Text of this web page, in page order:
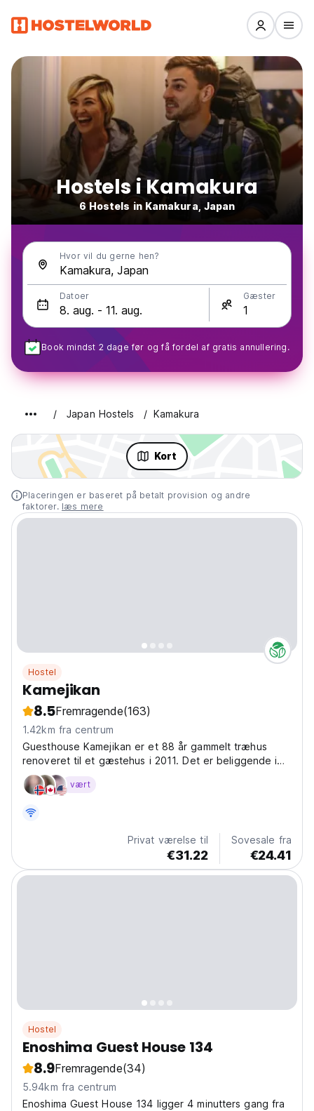
Hostels i Kamakura
6 Hostels in Kamakura, Japan
Hvor vil du gerne hen?
Datoer Gæster
Book mindst 2 dage før og få fordel af gratis annullering.
Japan Hostels Kamakura
Kort
Placeringen er baseret på betalt provision og andre
faktorer. læs mere
Hostel
Kamejikan
8.5Fremragende(163)
1.42km fra centrum
Guesthouse Kamejikan er et 88 år gammelt træhus
renoveret til et gæstehus i 2011. Det er beliggende i
det gamle Kamakura område 250 meter fra stranden i
det rolige kvarter omgivet af templer
vært
Privat værelse til
€31.22
Sovesale fra
€24.41
Hostel
Enoshima Guest House 134
8.9Fremragende(34)
5.94km fra centrum
Enoshima Guest House 134 ligger 4 minutters gang fra